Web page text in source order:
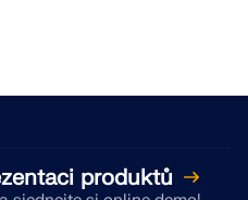
produktů